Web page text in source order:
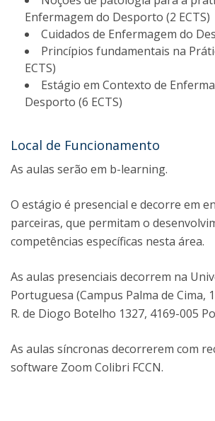
Enfermagem do Desporto (2 ECTS)
Cuidados de Enfermagem do
Princípios fundamentais na
ECTS)
Estágio em Contexto de
Desporto (6 ECTS)
Local de Funcionamento
As aulas serão em b-learning.
O estágio é presencial e decorre em
parceiras, que permitam o
competências específicas nesta área.
As aulas presenciais decorrem na
Portuguesa (Campus Palma de Cima,
R. de Diogo Botelho 1327, 4169-005
As aulas síncronas decorrerem com
software Zoom Colibri FCCN.